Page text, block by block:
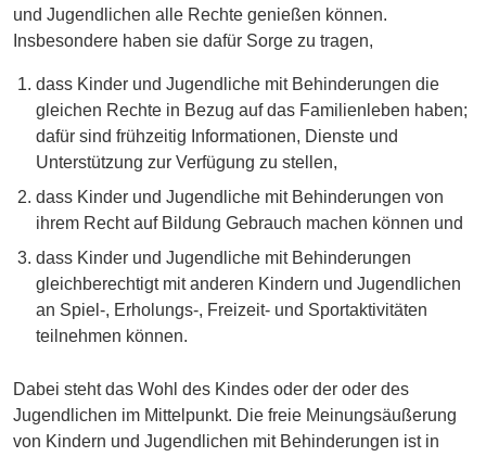
und Jugendlichen alle Rechte genießen können.
Insbesondere haben sie dafür Sorge zu tragen,
dass Kinder und Jugendliche mit Behinderungen die
gleichen Rechte in Bezug auf das Familienleben haben;
dafür sind frühzeitig Informationen, Dienste und
Unterstützung zur Verfügung zu stellen,
dass Kinder und Jugendliche mit Behinderungen von
ihrem Recht auf Bildung Gebrauch machen können und
dass Kinder und Jugendliche mit Behinderungen
gleichberechtigt mit anderen Kindern und Jugendlichen
an Spiel-, Erholungs-, Freizeit- und Sportaktivitäten
teilnehmen können.
Dabei steht das Wohl des Kindes oder der oder des
Jugendlichen im Mittelpunkt. Die freie Meinungsäußerung
von Kindern und Jugendlichen mit Behinderungen ist in